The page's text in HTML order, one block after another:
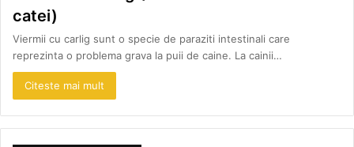
catei)
Viermii cu carlig sunt o specie de paraziti intestinali care
reprezinta o problema grava la puii de caine. La cainii…
Citeste mai mult